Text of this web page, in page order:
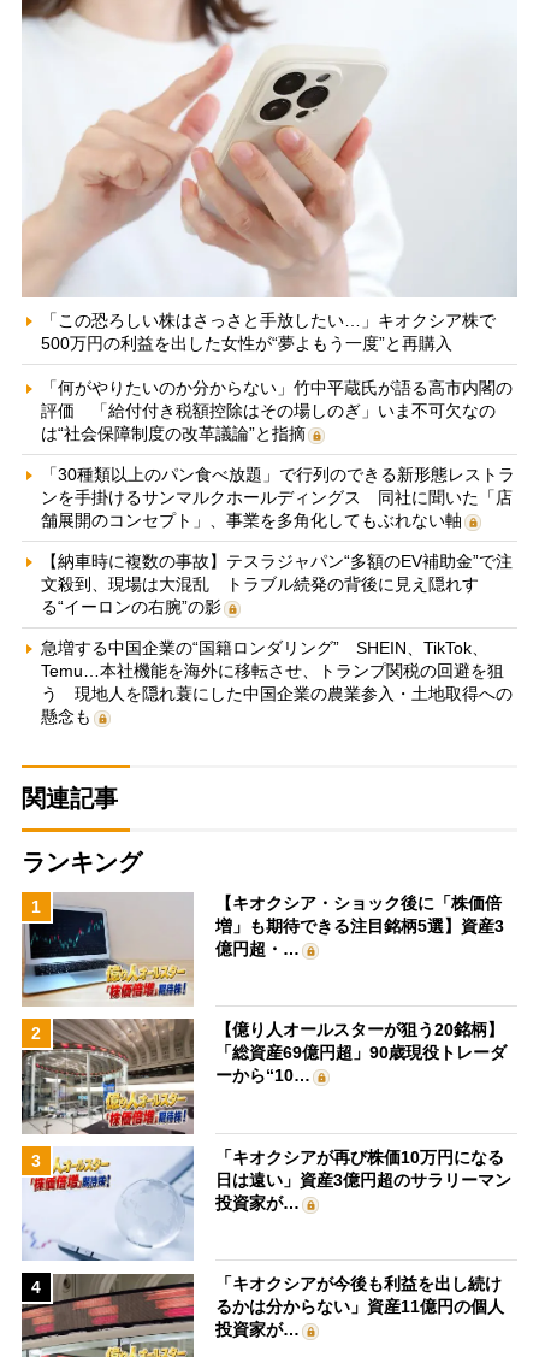
「この恐ろしい株はさっさと手放したい…」キオクシア株で
500万円の利益を出した女性が“夢よもう一度”と再購入
「何がやりたいのか分からない」竹中平蔵氏が語る高市内閣の
評価 「給付付き税額控除はその場しのぎ」いま不可欠なの
は“社会保障制度の改革議論”と指摘
「30種類以上のパン食べ放題」で行列のできる新形態レストラ
ンを手掛けるサンマルクホールディングス 同社に聞いた「店
舗展開のコンセプト」、事業を多角化してもぶれない軸
【納車時に複数の事故】テスラジャパン“多額のEV補助金”で注
文殺到、現場は大混乱 トラブル続発の背後に見え隠れす
る“イーロンの右腕”の影
急増する中国企業の“国籍ロンダリング” SHEIN、TikTok、
Temu…本社機能を海外に移転させ、トランプ関税の回避を狙
う 現地人を隠れ蓑にした中国企業の農業参入・土地取得への
懸念も
関連記事
ランキング
1
【キオクシア・ショック後に「株価倍
増」も期待できる注目銘柄5選】資産3
億円超・…
2
【億り人オールスターが狙う20銘柄】
「総資産69億円超」90歳現役トレーダ
ーから“10…
3
「キオクシアが再び株価10万円になる
日は遠い」資産3億円超のサラリーマン
投資家が…
4
「キオクシアが今後も利益を出し続け
るかは分からない」資産11億円の個人
投資家が…